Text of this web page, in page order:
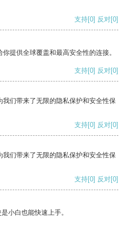
支持[0] 反对[0]
提供全球覆盖和最高安全性的连接。
支持[0] 反对[0]
们带来了无限的隐私保护和安全性保
支持[0] 反对[0]
们带来了无限的隐私保护和安全性保
支持[0] 反对[0]
小白也能快速上手。